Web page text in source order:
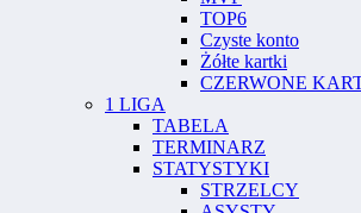
TOP6
Czyste konto
Żółte kartki
CZERWONE
1 LIGA
TABELA
TERMINARZ
STATYSTYKI
STRZELCY